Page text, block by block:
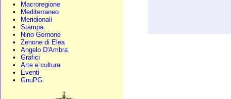
Macroregione
Mediterraneo
Meridionali
Stampa
Nino Gernone
Zenone di Elea
Angelo D'Ambra
Grafici
Arte e cultura
Eventi
GnuPG